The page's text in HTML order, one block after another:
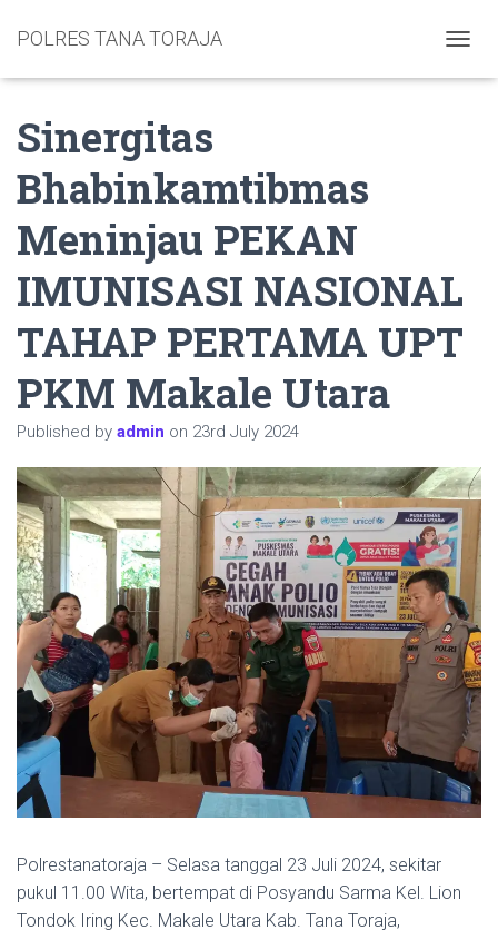
POLRES TANA TORAJA
Sinergitas
Bhabinkamtibmas
Meninjau PEKAN
IMUNISASI NASIONAL
TAHAP PERTAMA UPT
PKM Makale Utara
Published by admin on 23rd July 2024
Polrestanatoraja – Selasa tanggal 23 Juli 2024, sekitar
pukul 11.00 Wita, bertempat di Posyandu Sarma Kel. Lion
Tondok Iring Kec. Makale Utara Kab. Tana Toraja,